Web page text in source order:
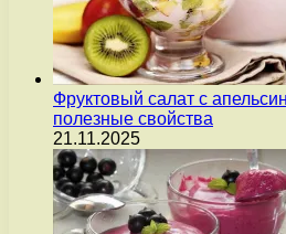
Фруктовый салат с
полезные свойства
21.11.2025